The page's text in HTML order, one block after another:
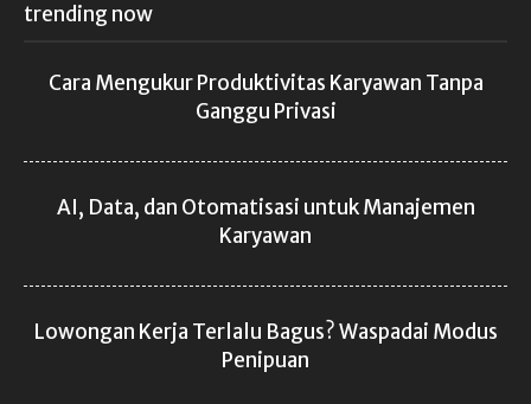
trending now
Cara Mengukur Produktivitas Karyawan Tanpa
Ganggu Privasi
AI, Data, dan Otomatisasi untuk Manajemen
Karyawan
Lowongan Kerja Terlalu Bagus? Waspadai Modus
Penipuan